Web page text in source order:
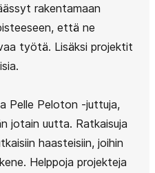
rakentamaan
että ne
työtä. Lisäksi projektit
Pelle Peloton -juttuja,
jotain uutta. Ratkaisuja
haasteisiin, joihin
Helppoja projekteja